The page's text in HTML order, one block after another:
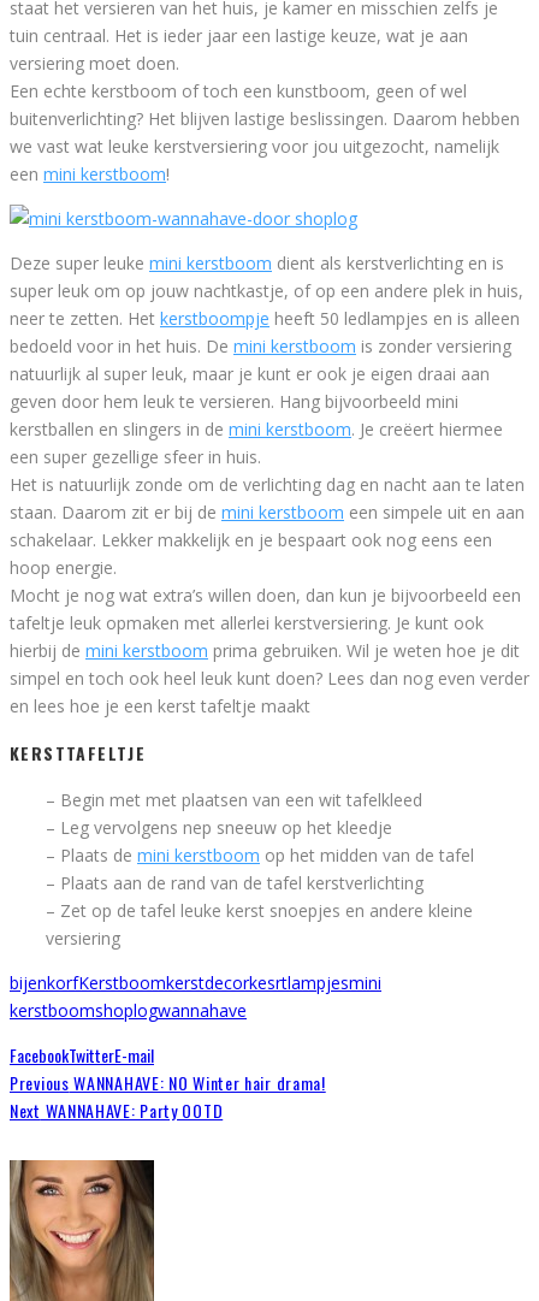
staat het versieren van het huis, je kamer en misschien zelfs je
tuin centraal. Het is ieder jaar een lastige keuze, wat je aan
versiering moet doen.
Een echte kerstboom of toch een kunstboom, geen of wel
buitenverlichting? Het blijven lastige beslissingen. Daarom hebben
we vast wat leuke kerstversiering voor jou uitgezocht, namelijk
een mini kerstboom!
Deze super leuke mini kerstboom dient als kerstverlichting en is
super leuk om op jouw nachtkastje, of op een andere plek in huis,
neer te zetten. Het kerstboompje heeft 50 ledlampjes en is alleen
bedoeld voor in het huis. De mini kerstboom is zonder versiering
natuurlijk al super leuk, maar je kunt er ook je eigen draai aan
geven door hem leuk te versieren. Hang bijvoorbeeld mini
kerstballen en slingers in de mini kerstboom. Je creëert hiermee
een super gezellige sfeer in huis.
Het is natuurlijk zonde om de verlichting dag en nacht aan te laten
staan. Daarom zit er bij de mini kerstboom een simpele uit en aan
schakelaar. Lekker makkelijk en je bespaart ook nog eens een
hoop energie.
Mocht je nog wat extra’s willen doen, dan kun je bijvoorbeeld een
tafeltje leuk opmaken met allerlei kerstversiering. Je kunt ook
hierbij de mini kerstboom prima gebruiken. Wil je weten hoe je dit
simpel en toch ook heel leuk kunt doen? Lees dan nog even verder
en lees hoe je een kerst tafeltje maakt
KERSTTAFELTJE
– Begin met met plaatsen van een wit tafelkleed
– Leg vervolgens nep sneeuw op het kleedje
– Plaats de mini kerstboom op het midden van de tafel
– Plaats aan de rand van de tafel kerstverlichting
– Zet op de tafel leuke kerst snoepjes en andere kleine
versiering
bijenkorfKerstboomkerstdecorkesrtlampjesmini
kerstboomshoplogwannahave
FacebookTwitterE-mail
PreviousWANNAHAVE: NO Winter hair drama!
Next WANNAHAVE: Party OOTD